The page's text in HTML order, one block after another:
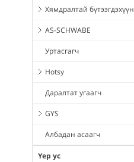
Хямдралтай бүтээгдэхүүн
AS-SCHWABE
Уртасгагч
Hotsy
Даралтат угаагч
GYS
Албадан асаагч
Үер ус